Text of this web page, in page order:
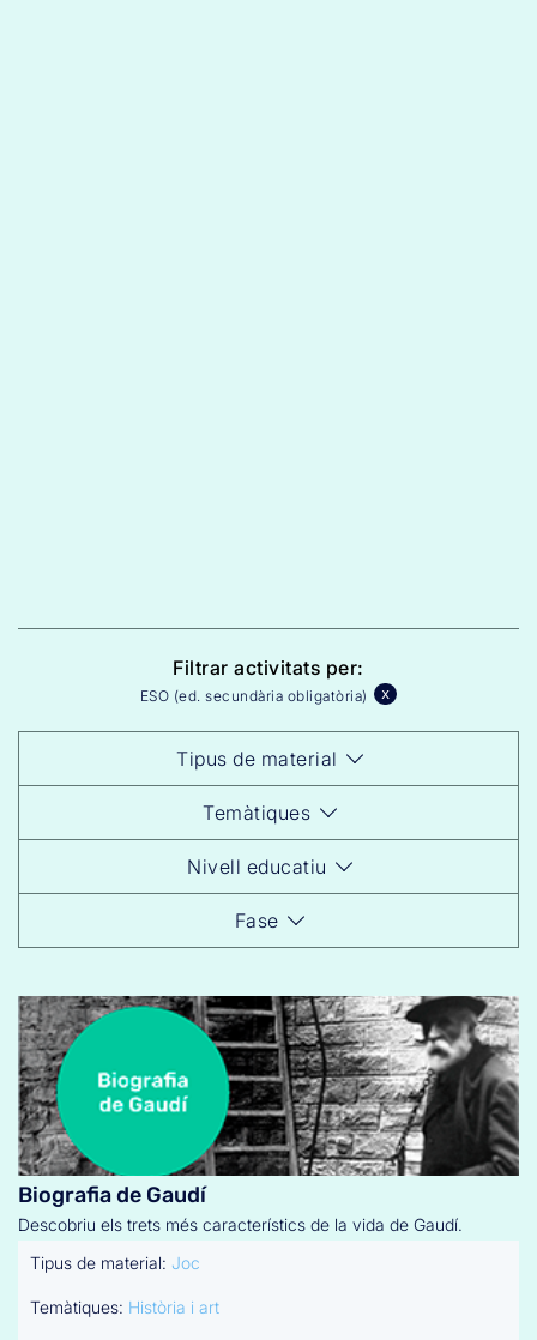
Filtrar activitats per:
ESO (ed. secundària obligatòria) x
Tipus de material
Temàtiques
Nivell educatiu
Fase
Biografia de Gaudí
Descobriu els trets més característics de la vida de Gaudí.
Tipus de material: Joc
Temàtiques: Història i art